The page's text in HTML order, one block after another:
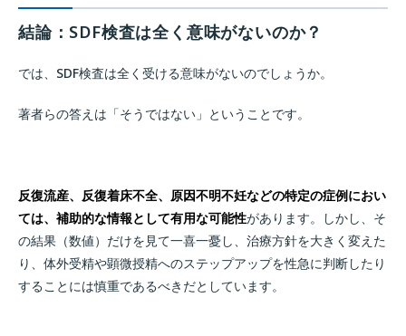
結論：SDF検査は全く意味がないのか？
では、SDF検査は全く受ける意味がないのでしょうか。
著者らの答えは「そうではない」ということです。
反復流産、反復着床不全、原因不明不妊などの特定の症例におい
ては、補助的な情報として有用な可能性があります。しかし、そ
の結果（数値）だけを見て一喜一憂し、治療方針を大きく変えた
り、体外受精や顕微授精へのステップアップを性急に判断したり
することには慎重であるべきだとしています。